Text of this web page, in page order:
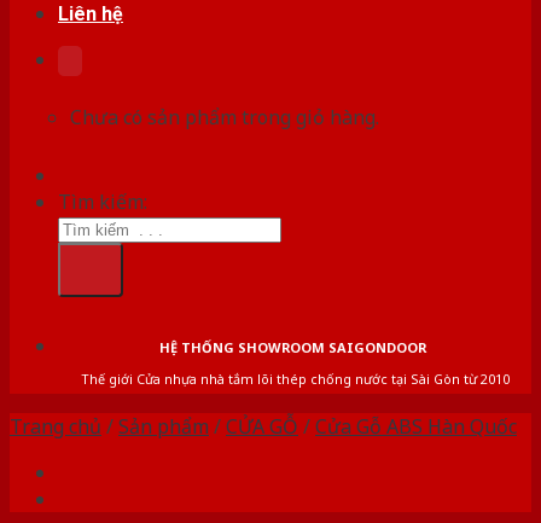
Liên hệ
Chưa có sản phẩm trong giỏ hàng.
Tìm kiếm:
HỆ THỐNG SHOWROOM SAIGONDOOR
Thế giới Cửa nhựa nhà tắm lõi thép chống nước tại Sài Gòn từ 2010
Trang chủ /Sản phẩm /CỬA GỖ /Cửa Gỗ ABS Hàn Quốc